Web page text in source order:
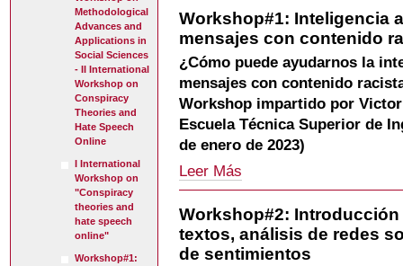
Methodological
Advances and
Applications in
Social Sciences
- II International
Workshop on
Conspiracy
Theories and
Hate Speech
Online
I International
Workshop on
"Conspiracy
theories and
hate speech
online"
Workshop#1:
Workshop
on
Conspiracy
Theories
and
Hate
Speech
Online
-
on
"Conspiracy
theories
and
hate
speech
online"
Workshop#1: Inteligencia
mensajes con contenido
¿Cómo puede ayudarnos la
mensajes con contenido
Workshop impartido por
Escuela Técnica Superior de
de enero de 2023)
Workshop#1:
Inteligencia
(IA)
y
detección
Leer Más
Workshop#2:
textos, análisis de redes
de sentimientos